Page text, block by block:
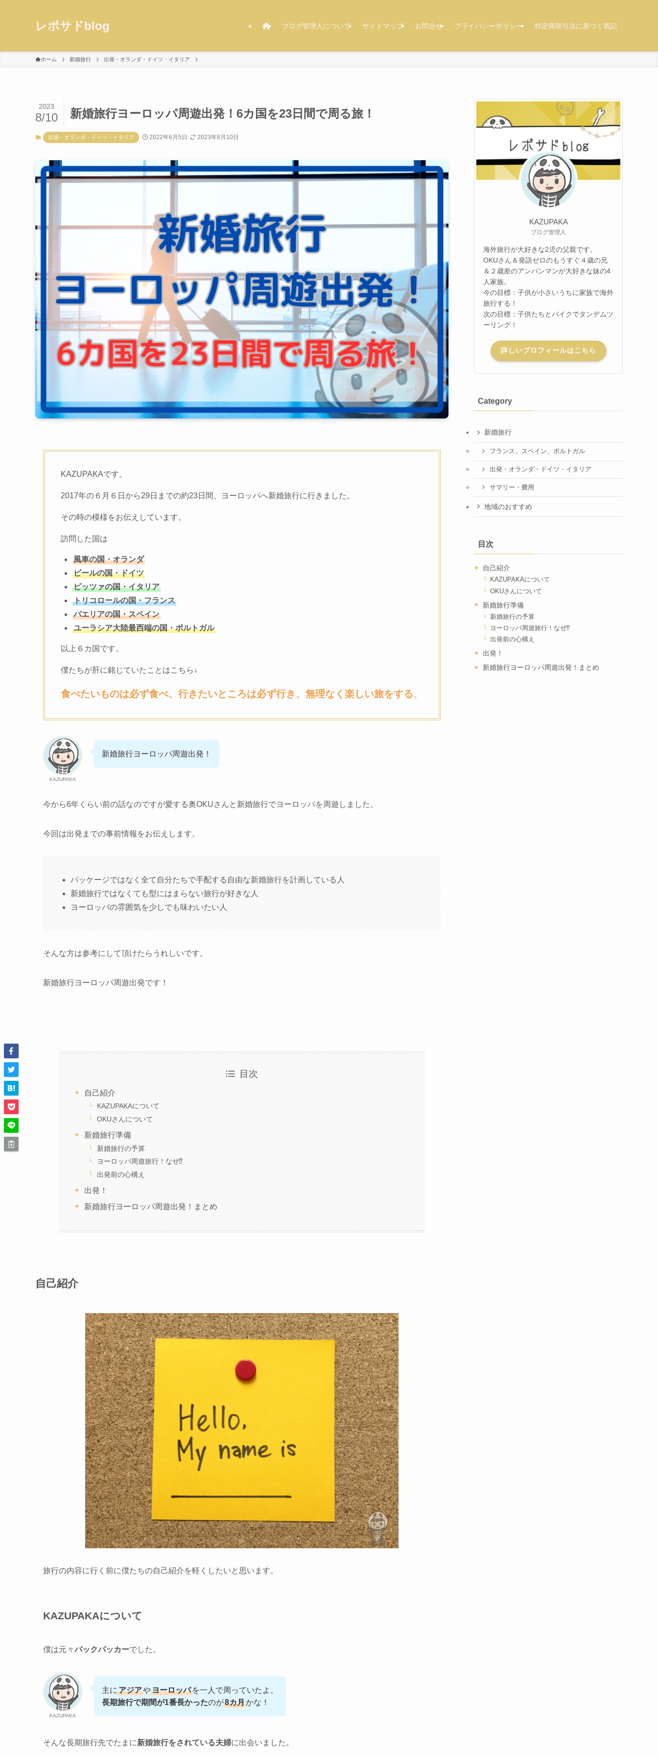
レポサドblog ブログ管理人について サイトマップ お問合せ プライバシーポリシー 特定商取引法に基づく表記
ホーム 新婚旅行 出発・オランダ・ドイツ・イタリア
新婚旅行ヨーロッパ周遊出発！6カ国を23日間で周る旅！
2023
8/10
出発・オランダ・ドイツ・イタリア 2022年6月5日 2023年8月10日
KAZUPAKAです。
2017年の６月６日から29日までの約23日間、ヨーロッパへ新婚旅行に行きました。
その時の模様をお伝えしています。
訪問した国は
風車の国・オランダ
ビールの国・ドイツ
ピッツァの国・イタリア
トリコロールの国・フランス
パエリアの国・スペイン
ユーラシア大陸最西端の国・ポルトガル
以上６カ国です。
僕たちが肝に銘じていたことはこちら↓
食べたいものは必ず食べ、行きたいところは必ず行き、無理なく楽しい旅をする。
KAZUPAKA
新婚旅行ヨーロッパ周遊出発！
今から6年くらい前の話なのですが愛する奥OKUさんと新婚旅行でヨーロッパを周遊しました。
今回は出発までの事前情報をお伝えします。
パッケージではなく全て自分たちで手配する自由な新婚旅行を計画している人
新婚旅行ではなくても型にはまらない旅行が好きな人
ヨーロッパの雰囲気を少しでも味わいたい人
そんな方は参考にして頂けたらうれしいです。
新婚旅行ヨーロッパ周遊出発です！
目次
自己紹介
KAZUPAKAについて
OKUさんについて
新婚旅行準備
新婚旅行の予算
ヨーロッパ周遊旅行！なぜ⁉
出発前の心構え
出発！
新婚旅行ヨーロッパ周遊出発！まとめ
自己紹介
旅行の内容に行く前に僕たちの自己紹介を軽くしたいと思います。
KAZUPAKAについて
僕は元々バックパッカーでした。
KAZUPAKA
主に アジアやヨーロッパ を一人で周っていたよ。
長期旅行で期間が1番長かったのが8カ月かな！
そんな長期旅行先でたまに新婚旅行をされている夫婦に出会いました。
KAZUPAKA
ブログ管理人
海外旅行が大好きな2児の父親です。
OKUさん＆発語ゼロのもうすぐ４歳の兄
＆２歳差のアンパンマンが大好きな妹の4
人家族。
今の目標：子供が小さいうちに家族で海外
旅行する！
次の目標：子供たちとバイクでタンデムツ
ーリング！
詳しいプロフィールはこちら
Category
新婚旅行
フランス、スペイン、ポルトガル
出発・オランダ・ドイツ・イタリア
サマリー・費用
地域のおすすめ
目次
自己紹介
KAZUPAKAについて
OKUさんについて
新婚旅行準備
新婚旅行の予算
ヨーロッパ周遊旅行！なぜ⁉
出発前の心構え
出発！
新婚旅行ヨーロッパ周遊出発！まとめ